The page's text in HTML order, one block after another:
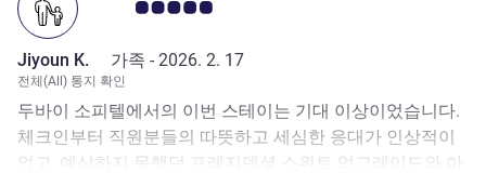
고객 평점 5.0/5
Jiyoun K. 가족 - 2026. 2. 17
전체(All) 통지 확인
두바이 소피텔에서의 이번 스테이는 기대 이상이었습니다.
체크인부터 직원분들의 따뜻하고 세심한 응대가 인상적이
었고, 예상하지 못했던 프레지덴셜 스위트 업그레이드와 아